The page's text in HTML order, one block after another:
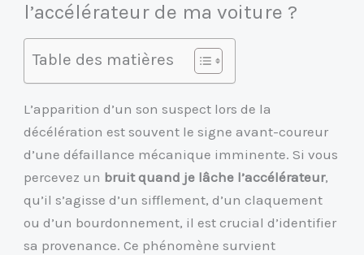
l’accélérateur de ma voiture ?
Table des matières
L’apparition d’un son suspect lors de la
décélération est souvent le signe avant-coureur
d’une défaillance mécanique imminente. Si vous
percevez un bruit quand je lâche l’accélérateur,
qu’il s’agisse d’un sifflement, d’un claquement
ou d’un bourdonnement, il est crucial d’identifier
sa provenance. Ce phénomène survient